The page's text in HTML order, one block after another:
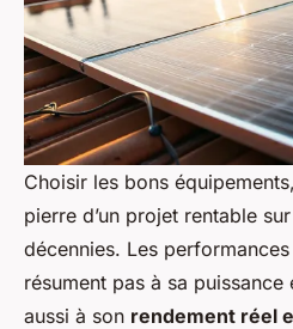
Choisir les bons
pierre d’un projet rentable
décennies. Les performances
résument pas à sa
aussi à son rendement réel